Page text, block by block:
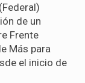
de un
Frente
Más para
el inicio de